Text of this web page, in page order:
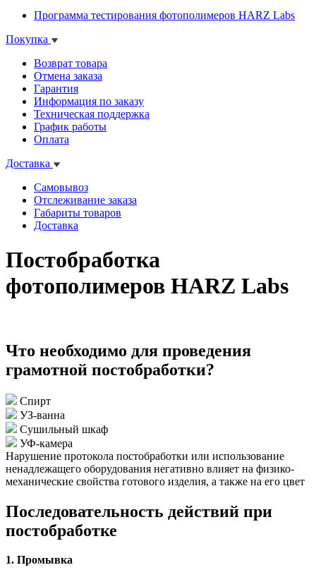
Программа тестирования фотополимеров HARZ Labs
Покупка
Возврат товара
Отмена заказа
Гарантия
Информация по заказу
Техническая поддержка
График работы
Оплата
Доставка
Самовывоз
Отслеживание заказа
Габариты товаров
Доставка
Постобработка
фотополимеров HARZ Labs
Что необходимо для проведения
грамотной постобработки?
Спирт
УЗ-ванна
Сушильный шкаф
УФ-камера
Нарушение протокола постобработки или использование
ненадлежащего оборудования негативно влияет на физико-
механические свойства готового изделия, а также на его цвет
Последовательность действий при
постобработке
1. Промывка